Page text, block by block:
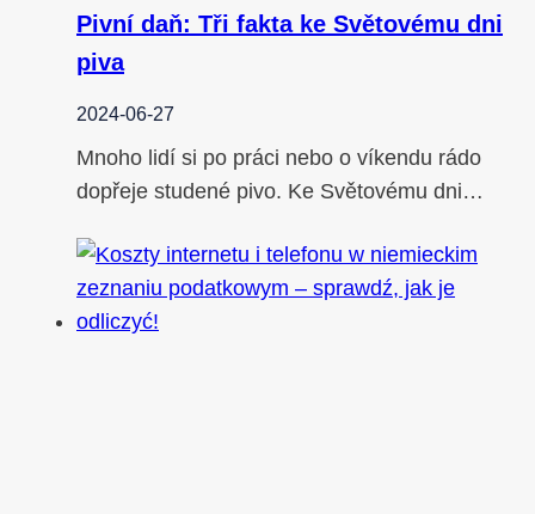
Pivní daň: Tři fakta ke Světovému dni
piva
2024-06-27
Mnoho lidí si po práci nebo o víkendu rádo
dopřeje studené pivo. Ke Světovému dni…